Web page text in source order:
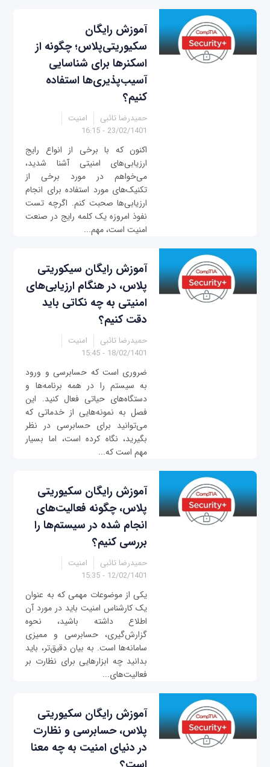
آموزش رایگان
سکیوریتی‌پلاس؛ چگونه از
اسکنرها برای شناسایی
آسیب‌پذیری‌ها استفاده
کنیم؟
حمیدرضا تائبی
امنیت
23/02/1401 - 16:15
اکنون که با برخی از انواع رایج
ارزیابی‌های امنیتی آشنا شدید،
می‌خواهم در مورد برخی از
تکنیک‌های مورد استفاده برای انجام
ارزیابی‌ها صحبت کنم. اگرچه تست
نفوذ امروزه یک کلمه رایج در صنعت
امنیت است، مهم...
آموزش رایگان سیکوریتی
پلاس، در هنگام ارزیابی‌های
امنیتی به چه نکاتی باید
دقت کنیم؟
حمیدرضا تائبی
امنیت
18/02/1401 - 15:45
ضروری است که حسابرسی و ورود
به سیستم را در همه برنامه‌ها و
دستگاه‌های حیاتی فعال کنید. این
فصل به نمونه‌هایی از خدماتی که
می‌توانید برای حسابرسی در نظر
بگیرید، نگاه کرده است، اما بسیار
مهم است که...
آموزش رایگان سکیوریتی
پلاس، چگونه فعالیت‌های
انجام شده در سیستم‌ها را
بررسی کنیم؟
حمیدرضا تائبی
امنیت
12/02/1401 - 15:35
یکی از موضوعات مهمی که به عنوان
یک کارشناس امنیت باید در مورد آن
اطلاع داشته باشید، نحوه
گزارش‌گیری، حسابرسی و ممیزی
سامانه‌ها است. به بیان دقیق‌تر، باید
بدانید چه ابزارهایی برای نظارت بر
فعالیت‌های...
آموزش رایگان سکیوریتی
پلاس، حسابرسی و نظارت
در دنیای امنیت به چه معنا